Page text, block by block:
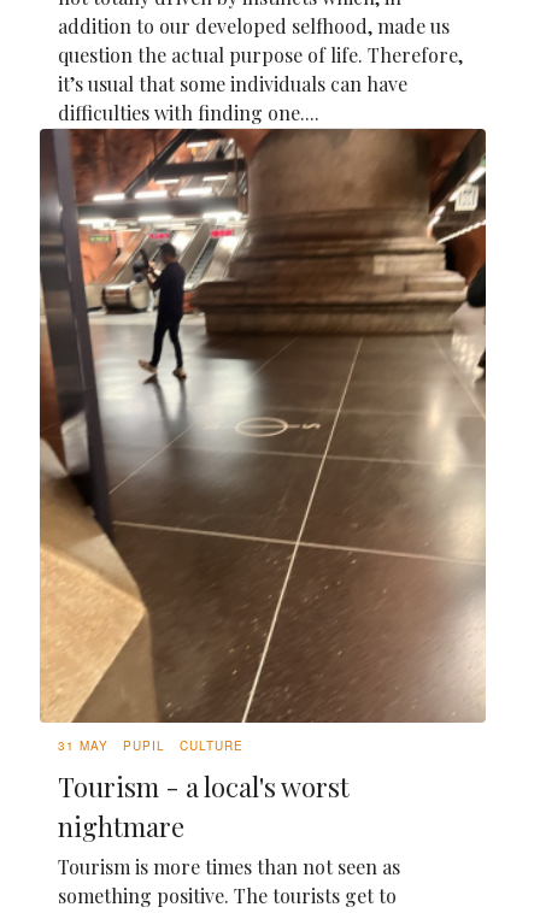
addition to our developed selfhood, made us
question the actual purpose of life. Therefore,
it’s usual that some individuals can have
difficulties with finding one....
31 MAY PUPIL CULTURE
Tourism - a local's worst
nightmare
Tourism is more times than not seen as
something positive. The tourists get to